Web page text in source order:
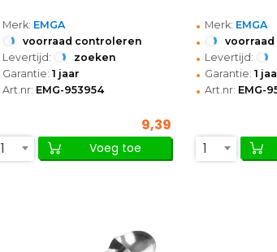
Merk: EMGA
voorraad controleren
Levertijd: zoeken
Garantie: 1 jaar
Art.nr: EMG-953954
9,39
1
Voeg toe
• Merk: EMGA
•
• Levertijd:
• Garantie: 1
• Art.nr: EMG-
1